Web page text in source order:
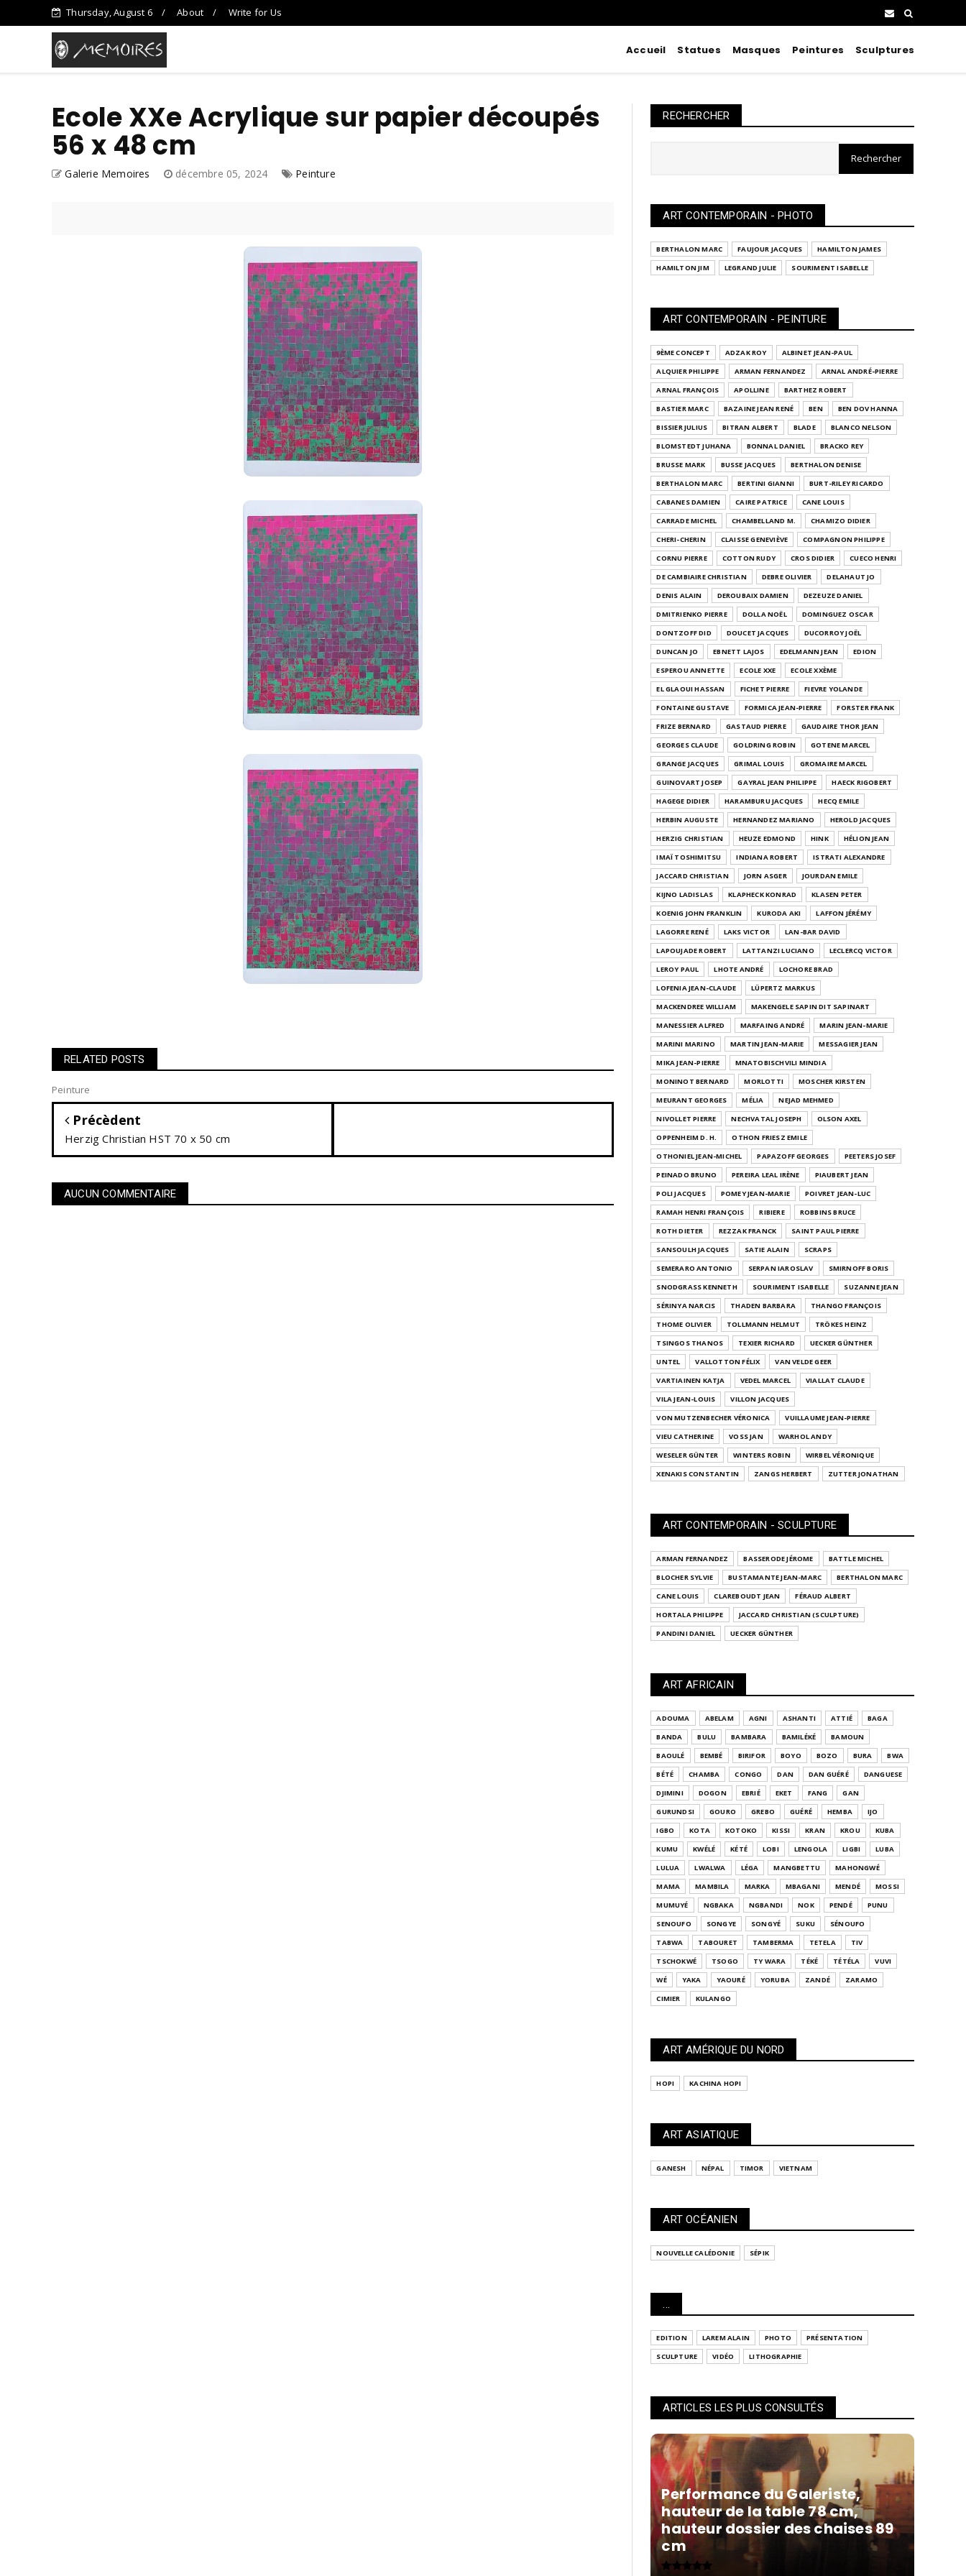
Thursday, August 6 About Write for Us
Accueil Statues Masques Peintures Sculptures
Ecole XXe Acrylique sur papier découpés
56 x 48 cm
Galerie Memoires décembre 05, 2024 Peinture
RELATED POSTS
Peinture
Précèdent
Herzig Christian HST 70 x 50 cm
AUCUN COMMENTAIRE
RECHERCHER
ART CONTEMPORAIN - PHOTO
BERTHALON MARC FAUJOUR JACQUES
HAMILTON JAMES
HAMILTON JIM
LEGRAND JULIE SOURIMENT ISABELLE
ART CONTEMPORAIN - PEINTURE
9ÈME CONCEPT ADZAK ROY
ALBINET JEAN-PAUL
ALQUIER PHILIPPE
ARMAN FERNANDEZ
ARNAL ANDRÉ-PIERRE
ARNAL FRANÇOIS
APOLLINE
BARTHEZ ROBERT
BASTIER MARC
BAZAINE JEAN RENÉ BEN
BEN DOV HANNA
BISSIER JULIUS
BITRAN ALBERT BLADE
BLANCO NELSON
BLOMSTEDT JUHANA
BONNAL DANIEL
BRACKO REY
BRUSSE MARK
BUSSE JACQUES
BERTHALON DENISE
BERTHALON MARC
BERTINI GIANNI
BURT-RILEY RICARDO
CABANES DAMIEN
CAIRE PATRICE
CANE LOUIS
CARRADE MICHEL
CHAMBELLAND M.
CHAMIZO DIDIER
CHERI-CHERIN
CLAISSE GENEVIÈVE
COMPAGNON PHILIPPE
CORNU PIERRE
COTTON RUDY CROS DIDIER
CUECO HENRI
DE CAMBIAIRE CHRISTIAN
DEBRE OLIVIER
DELAHAUT JO
DENIS ALAIN
DEROUBAIX DAMIEN
DEZEUZE DANIEL
DMITRIENKO PIERRE
DOLLA NOËL
DOMINGUEZ OSCAR
DONTZOFF DID
DOUCET JACQUES
DUCORROY JOËL
DUNCAN JO
EBNETT LAJOS EDELMANN JEAN
EDION
ESPEROU ANNETTE
ECOLE XXE
ECOLE XXÈME
EL GLAOUI HASSAN
FICHET PIERRE
FIEVRE YOLANDE
FONTAINE GUSTAVE
FORMICA JEAN-PIERRE
FORSTER FRANK
FRIZE BERNARD
GASTAUD PIERRE
GAUDAIRE THOR JEAN
GEORGES CLAUDE
GOLDRING ROBIN
GOTENE MARCEL
GRANGE JACQUES
GRIMAL LOUIS
GROMAIRE MARCEL
GUINOVART JOSEP
GAYRAL JEAN PHILIPPE
HAECK RIGOBERT
HAGEGE DIDIER
HARAMBURU JACQUES
HECQ EMILE
HERBIN AUGUSTE
HERNANDEZ MARIANO
HEROLD JACQUES
HERZIG CHRISTIAN
HEUZE EDMOND HINK
HÉLION JEAN
IMAÏ TOSHIMITSU
INDIANA ROBERT
ISTRATI ALEXANDRE
JACCARD CHRISTIAN
JORN ASGER
JOURDAN EMILE
KIJNO LADISLAS
KLAPHECK KONRAD
KLASEN PETER
KOENIG JOHN FRANKLIN
KURODA AKI
LAFFON JÉRÉMY
LAGORRE RENÉ
LAKS VICTOR
LAN-BAR DAVID
LAPOUJADE ROBERT
LATTANZI LUCIANO
LECLERCQ VICTOR
LEROY PAUL
LHOTE ANDRÉ
LOCHORE BRAD
LOFENIA JEAN-CLAUDE
LÜPERTZ MARKUS
MACKENDREE WILLIAM
MAKENGELE SAPIN DIT SAPINART
MANESSIER ALFRED
MARFAING ANDRÉ
MARIN JEAN-MARIE
MARINI MARINO
MARTIN JEAN-MARIE
MESSAGIER JEAN
MIKA JEAN-PIERRE
MNATOBISCHVILI MINDIA
MONINOT BERNARD
MORLOTTI
MOSCHER KIRSTEN
MEURANT GEORGES
MÉLIA
NEJAD MEHMED
NIVOLLET PIERRE
NECHVATAL JOSEPH
OLSON AXEL
OPPENHEIM D. H.
OTHON FRIESZ EMILE
OTHONIEL JEAN-MICHEL
PAPAZOFF GEORGES
PEETERS JOSEF
PEINADO BRUNO
PEREIRA LEAL IRÈNE
PIAUBERT JEAN
POLI JACQUES
POMEY JEAN-MARIE
POIVRET JEAN-LUC
RAMAH HENRI FRANÇOIS
RIBIERE
ROBBINS BRUCE
ROTH DIETER
REZZAK FRANCK
SAINT PAUL PIERRE
SANSOULH JACQUES
SATIE ALAIN
SCRAPS
SEMERARO ANTONIO
SERPAN IAROSLAV
SMIRNOFF BORIS
SNODGRASS KENNETH
SOURIMENT ISABELLE
SUZANNE JEAN
SÉRINYA NARCIS
THADEN BARBARA
THANGO FRANÇOIS
THOME OLIVIER
TOLLMANN HELMUT
TRÖKES HEINZ
TSINGOS THANOS
TEXIER RICHARD
UECKER GÜNTHER
UNTEL
VALLOTTON FÉLIX
VAN VELDE GEER
VARTIAINEN KATJA
VEDEL MARCEL
VIALLAT CLAUDE
VILA JEAN-LOUIS
VILLON JACQUES
VON MUTZENBECHER VÉRONICA
VUILLAUME JEAN-PIERRE
VIEU CATHERINE
VOSS JAN
WARHOL ANDY
WESELER GÜNTER
WINTERS ROBIN
WIRBEL VÉRONIQUE
XENAKIS CONSTANTIN
ZANGS HERBERT ZUTTER JONATHAN
ART CONTEMPORAIN - SCULPTURE
ARMAN FERNANDEZ BASSERODE JÉROME
BATTLE MICHEL
BLOCHER SYLVIE
BUSTAMANTE JEAN-MARC
BERTHALON MARC
CANE LOUIS
CLAREBOUDT JEAN
FÉRAUD ALBERT
HORTALA PHILIPPE
JACCARD CHRISTIAN (SCULPTURE)
PANDINI DANIEL
UECKER GÜNTHER
ART AFRICAIN
ADOUMA ABELAM AGNI ASHANTI ATTIÉ
BAGA
BANDA
BULU BAMBARA BAMILÉKÉ
BAMOUN
BAOULÉ
BEMBÉ BIRIFOR BOYO BOZO BURA
BWA
BÉTÉ
CHAMBA CONGO DAN DAN GUÉRÉ
DANGUESE
DJIMINI
DOGON EBRIÉ EKET FANG
GAN
GURUNDSI
GOURO GREBO GUÉRÉ HEMBA
IJO
IGBO
KOTA KOTOKO KISSI KRAN KROU
KUBA
KUMU
KWÉLÉ KÉTÉ LOBI LENGOLA LIGBI
LUBA
LULUA
LWALWA LÉGA MANGBETTU
MAHONGWÉ
MAMA
MAMBILA MARKA MBAGANI MENDÉ
MOSSI
MUMUYÉ
NGBAKA NGBANDI NOK PENDÉ
PUNU
SENOUFO
SONGYE SONGYÉ SUKU
SÉNOUFO
TABWA
TABOURET TAMBERMA TETELA
TIV
TSCHOKWÉ
TSOGO TY WARA TÉKÉ TÉTÉLA
VUVI
WÉ
YAKA YAOURÉ YORUBA ZANDÉ
ZARAMO
CIMIER
KULANGO
ART AMÉRIQUE DU NORD
HOPI KACHINA HOPI
ART ASIATIQUE
GANESH NÉPAL TIMOR VIETNAM
ART OCÉANIEN
NOUVELLE CALÉDONIE SÉPIK
...
EDITION LAREM ALAIN PHOTO
PRÉSENTATION
SCULPTURE
VIDÉO LITHOGRAPHIE
ARTICLES LES PLUS CONSULTÉS
Performance du Galeriste,
hauteur de la table 78 cm,
hauteur dossier des chaises 89
cm